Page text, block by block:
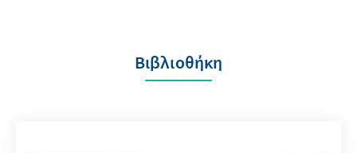
Βιβλιοθήκη